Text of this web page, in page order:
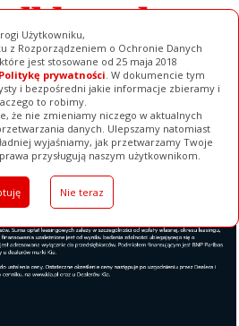
Użytkowniku,
z Rozporządzeniem o Ochronie Danych
jest stosowane od 25 maja 2018
Politykę prywatności. W dokumencie tym
i bezpośredni jakie informacje zbieramy i
to robimy.
że nie zmieniamy niczego w aktualnych
danych. Ulepszamy natomiast
wyjaśniamy, jak przetwarzamy Twoje
przysługują naszym użytkownikom.
Nie teraz
Galerie Baza Firm Pełna Wersja